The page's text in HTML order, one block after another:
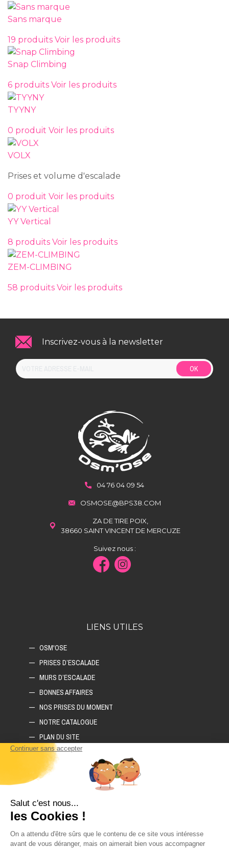
Sans marque
19 produits Voir les produits
Snap Climbing
6 produits Voir les produits
TYYNY
0 produit Voir les produits
VOLX
Prises et volume d'escalade
0 produit Voir les produits
YY Vertical
8 produits Voir les produits
ZEM-CLIMBING
58 produits Voir les produits
Inscrivez-vous à la newsletter
OK
04 76 04 09 54
OSMOSE@BPS38.COM
ZA DE TIRE POIX,
38660 SAINT VINCENT DE MERCUZE
Suivez nous :
LIENS UTILES
OSM'OSE
PRISES D’ESCALADE
MURS D’ESCALADE
BONNES AFFAIRES
NOS PRISES DU MOMENT
NOTRE CATALOGUE
PLAN DU SITE
COMMENT CONSTRUIRE SON MUR D'ESCALADE ?
COMMENT CHOISIR SON TAPIS D'ESCALADE ?
COMMENT CHOISIR SES PRISES D'ESCALADE ?
LIVRAISON ET RETOURS